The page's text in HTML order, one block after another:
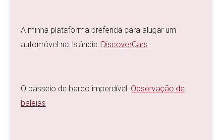
A minha plataforma preferida para alugar um
automóvel na Islândia: DiscoverCars
O passeio de barco imperdível: Observação de
baleias